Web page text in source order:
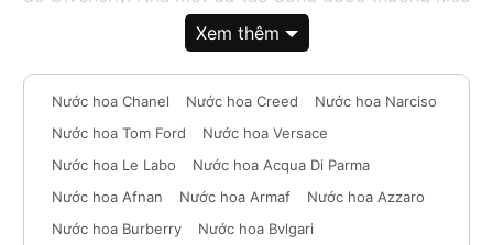
cá nhân chuyên sản xuất thời trang, phụ kiện và nước
hoa cao cấp. Sự pha trộn giữa vẻ gợi cảm, cá tính
của nước Mỹ hòa hợp với nét sang trọng của Pháp
tạo nên dấu ấn không thể lu mờ của thương hiệu
Givenchy trong tâm trí khách hàng. Đặc biệt,
Givenchy còn thiết kế riêng tủ quần áo cá nhân cho
nữ diễn viên huyền thoại Audrey Hepburn mặc cả
trong đời thường lẫn các vai diễn trên phim trường.
Cô tỏa ra vẻ cuốn hút khó cưỡng với thần thái quý
Xem thêm
Nước hoa Chanel Nước hoa Creed
Nước hoa Narciso
Nước hoa Tom Ford
Nước hoa Versace
Nước hoa Le Labo
Nước hoa Acqua Di Parma
Nước hoa Afnan
Nước hoa Armaf
Nước hoa Azzaro
Nước hoa Burberry
Nước hoa Bvlgari